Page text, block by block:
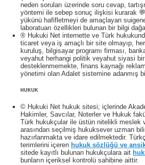
neden soruları üzerinde soru cevap,
yöntemi ile sebep sonuç ilişkisi kurarak
yükünü hafifletmeyi de amaçlayan
laboratuarı özellikleri bulunan bir bilgi
® Hukuki Net internette ve Türk
ticaret veya iş amaçlı bir site olmayıp,
kuruluş, bilgisayar programı firması,
veyahut herhangi politik veyahut siyasi
desteklenmemekte, finans kaynağı
yönetimi olan Adalet sistemine adanmış
HUKUK
© Hukuki Net hukuk sitesi; içlerinde
Hakimler, Savcılar, Noterler ve Hukuk
Türk hukukçular ile üstün nitelikli meslek
arasından seçilmiş hukuksever uzman
hazırlanmakta ve idare edilmektedir.
terimlerini içeren hukuk sözlüğü ve
sitede kayıtlı bulunan hukukçulara ait
bunların içeriksel kontrolü sahibine aittir.